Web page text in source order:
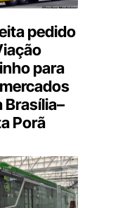
pedido
para
Brasília–
Porã